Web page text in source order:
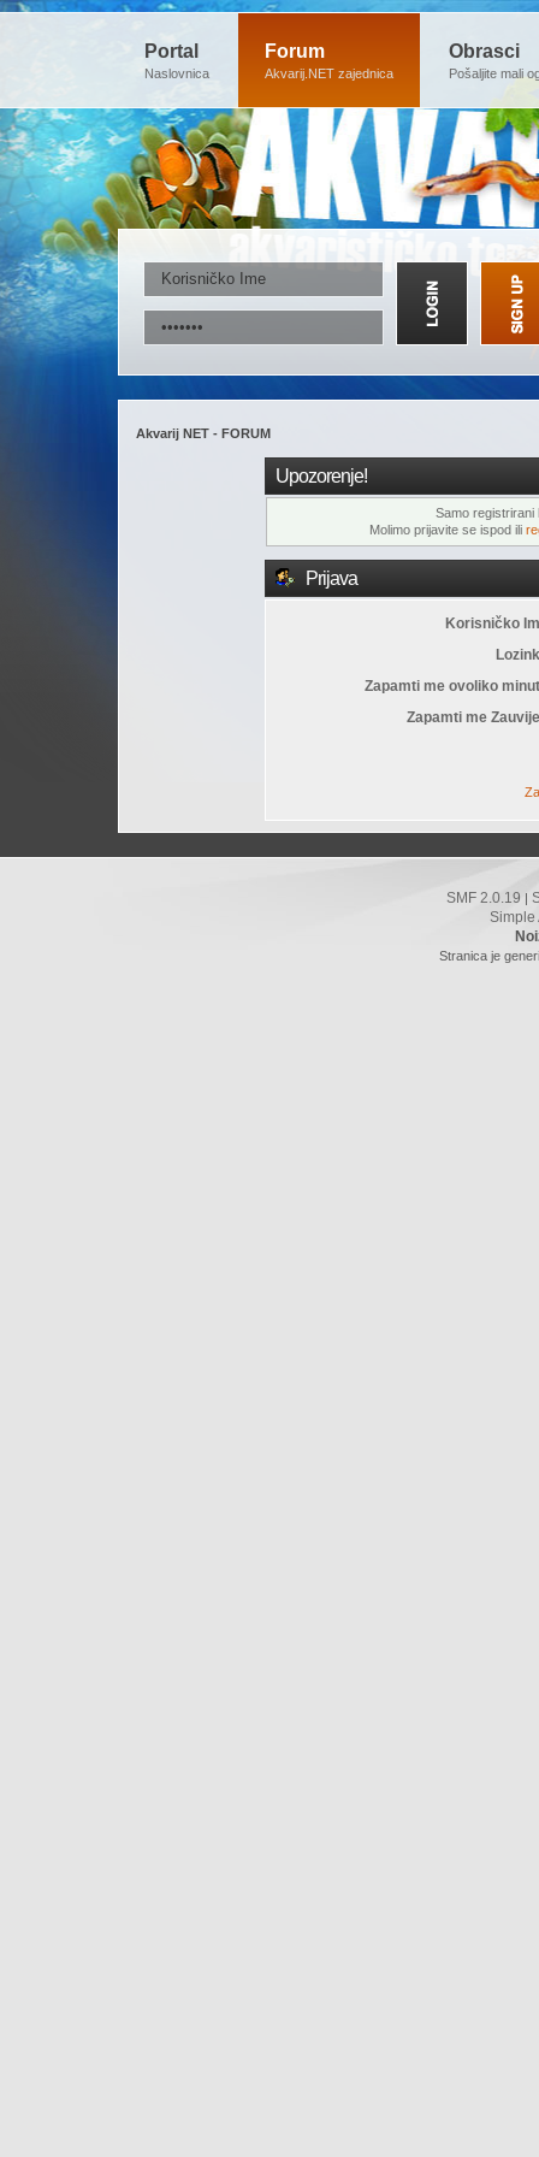
Portal
Naslovnica
Forum
Akvarij.NET zajednica
Obrasci
Pošaljite mali
Akvarij NET - FORUM
Upozorenje!
Samo registrirani
Molimo prijavite se ispod ili
Prijava
Korisničko
Zapamti me ovoliko
Zapamti me
SMF 2.0.19
Simple
Stranica je